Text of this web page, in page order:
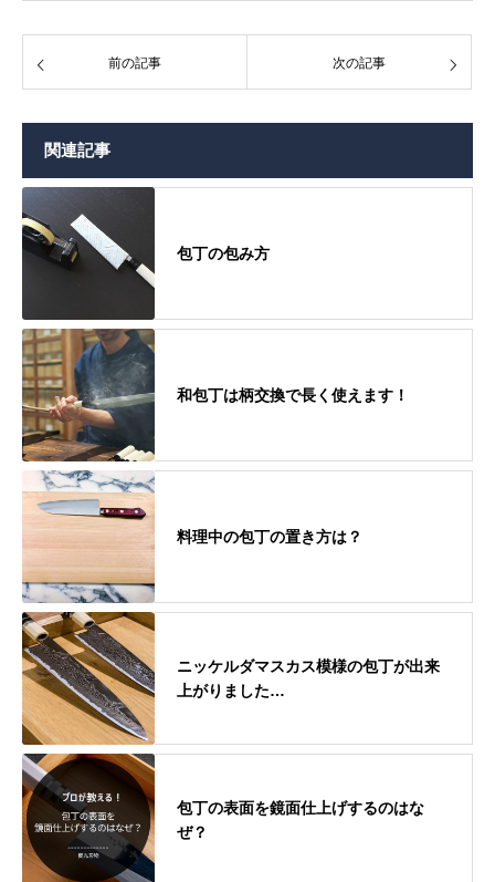
前の記事 次の記事
関連記事
包丁の包み方
和包丁は柄交換で長く使えます！
料理中の包丁の置き方は？
ニッケルダマスカス模様の包丁が出来
上がりました…
包丁の表面を鏡面仕上げするのはな
ぜ？